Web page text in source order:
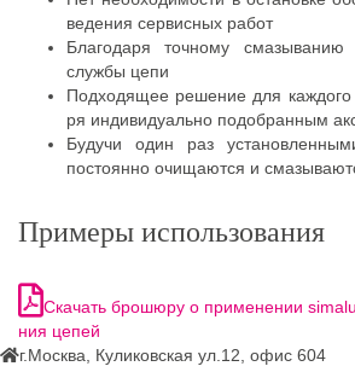
ве­де­ния сер­вис­ных работ
Бла­го­да­ря точ­но­му сма­зы­ва­нию
служ­бы цепи
Под­хо­дя­щее реше­ние для
ря инди­ви­ду­аль­но подо­бран­ным
Будучи один раз
посто­ян­но очи­ща­ют­ся и
Примеры использования
Ска­чать бро­шю­ру о при­ме­не­нии
ния цепей
г.Москва, Куликовская ул.12, офис 604